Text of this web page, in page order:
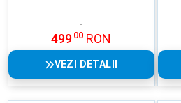
499 00 RON
VEZI DETALII